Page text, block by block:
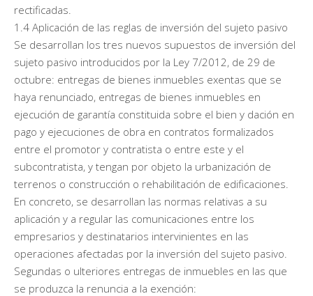
rectificadas.
1.4 Aplicación de las reglas de inversión del sujeto pasivo
Se desarrollan los tres nuevos supuestos de inversión del
sujeto pasivo introducidos por la Ley 7/2012, de 29 de
octubre: entregas de bienes inmuebles exentas que se
haya renunciado, entregas de bienes inmuebles en
ejecución de garantía constituida sobre el bien y dación en
pago y ejecuciones de obra en contratos formalizados
entre el promotor y contratista o entre este y el
subcontratista, y tengan por objeto la urbanización de
terrenos o construcción o rehabilitación de edificaciones.
En concreto, se desarrollan las normas relativas a su
aplicación y a regular las comunicaciones entre los
empresarios y destinatarios intervinientes en las
operaciones afectadas por la inversión del sujeto pasivo.
Segundas o ulteriores entregas de inmuebles en las que
se produzca la renuncia a la exención: